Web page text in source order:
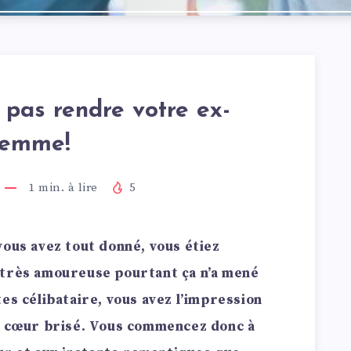
rendre votre ex-
1 min. à lire 5
avez tout donné, vous étiez
amoureuse pourtant ça n’a mené
célibataire, vous avez l’impression
cœur brisé. Vous commencez donc à